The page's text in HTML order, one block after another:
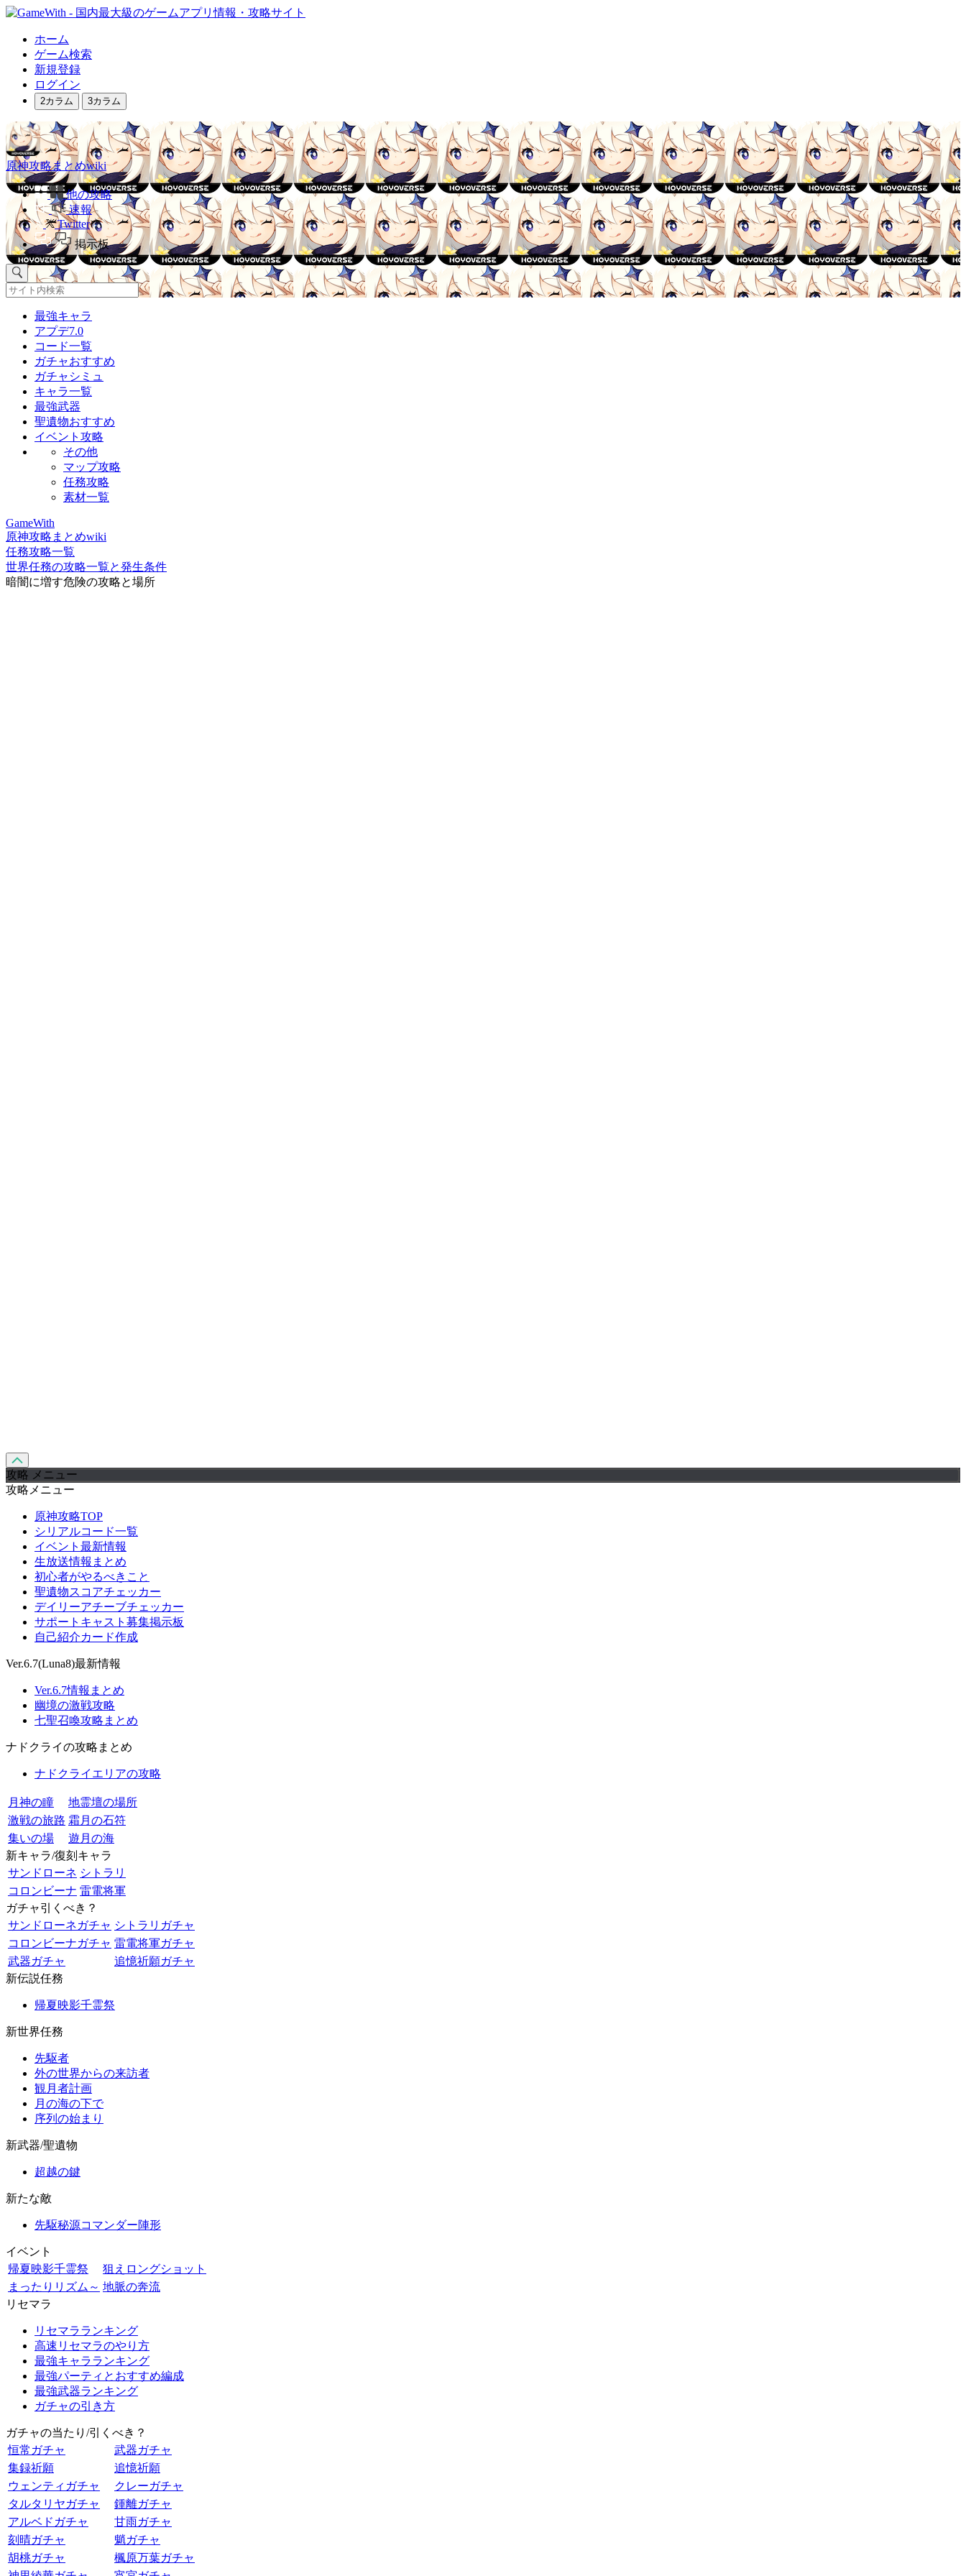
ホーム
ゲーム検索
新規登録
ログイン
2カラム 3カラム
原神攻略まとめwiki
他の攻略
速報
Twitter
掲示板
最強キャラ
アプデ7.0
コード一覧
ガチャおすすめ
ガチャシミュ
キャラ一覧
最強武器
聖遺物おすすめ
イベント攻略
その他
マップ攻略
任務攻略
素材一覧
GameWith
原神攻略まとめwiki
任務攻略一覧
世界任務の攻略一覧と発生条件
暗闇に増す危険の攻略と場所
攻略 メニュー
攻略メニュー
原神攻略TOP
シリアルコード一覧
イベント最新情報
生放送情報まとめ
初心者がやるべきこと
聖遺物スコアチェッカー
デイリーアチーブチェッカー
サポートキャスト募集掲示板
自己紹介カード作成
Ver.6.7(Luna8)最新情報
Ver.6.7情報まとめ
幽境の激戦攻略
七聖召喚攻略まとめ
ナドクライの攻略まとめ
ナドクライエリアの攻略
月神の瞳
地霊壇の場所
激戦の旅路 霜月の石符
集いの場
遊月の海
新キャラ/復刻キャラ
サンドローネ シトラリ
コロンビーナ 雷電将軍
ガチャ引くべき？
サンドローネガチャ シトラリガチャ
コロンビーナガチャ 雷電将軍ガチャ
武器ガチャ
追憶祈願ガチャ
新伝説任務
帰夏映影千霊祭
新世界任務
先駆者
外の世界からの来訪者
観月者計画
月の海の下で
序列の始まり
新武器/聖遺物
超越の鍵
新たな敵
先駆秘源コマンダー陣形
イベント
帰夏映影千霊祭
狙えロングショット
まったりリズム～ 地脈の奔流
リセマラ
リセマラランキング
高速リセマラのやり方
最強キャラランキング
最強パーティとおすすめ編成
最強武器ランキング
ガチャの引き方
ガチャの当たり/引くべき？
恒常ガチャ
武器ガチャ
集録祈願
追憶祈願
ウェンティガチャ
クレーガチャ
タルタリヤガチャ
鍾離ガチャ
アルベドガチャ
甘雨ガチャ
刻晴ガチャ
魈ガチャ
胡桃ガチャ
楓原万葉ガチャ